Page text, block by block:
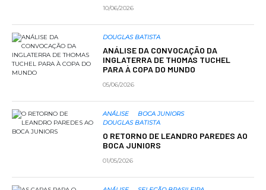
10/06/2026
DOUGLAS BATISTA
ANÁLISE DA CONVOCAÇÃO DA
INGLATERRA DE THOMAS TUCHEL
PARA À COPA DO MUNDO
05/06/2026
ANÁLISE
BOCA JUNIORS
DOUGLAS BATISTA
O RETORNO DE LEANDRO PAREDES AO
BOCA JUNIORS
01/05/2026